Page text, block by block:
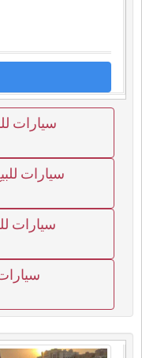
سيارات
سيارات
سيارات للبيع 2013 في